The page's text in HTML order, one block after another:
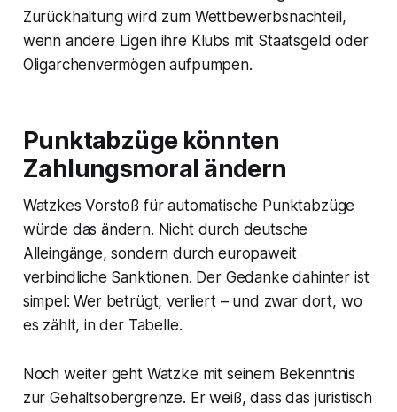
Zurückhaltung wird zum Wettbewerbsnachteil,
wenn andere Ligen ihre Klubs mit Staatsgeld oder
Oligarchenvermögen aufpumpen.
Punktabzüge könnten
Zahlungsmoral ändern
Watzkes Vorstoß für automatische Punktabzüge
würde das ändern. Nicht durch deutsche
Alleingänge, sondern durch europaweit
verbindliche Sanktionen. Der Gedanke dahinter ist
simpel: Wer betrügt, verliert – und zwar dort, wo
es zählt, in der Tabelle.
Noch weiter geht Watzke mit seinem Bekenntnis
zur Gehaltsobergrenze. Er weiß, dass das juristisch